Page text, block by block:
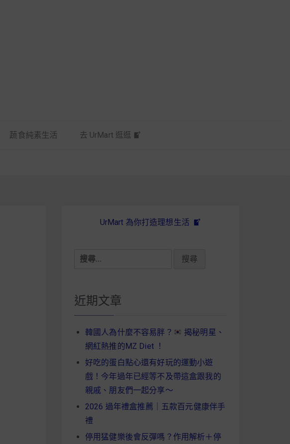
蔬食純素生活 去 UrMart 逛逛
UrMart 為你打造理想生活
搜
鍵
近期文章
韓國人為什麼不容易胖？
揭秘明星、
網紅熱推的MZ Diet ！
好吃的蛋白點心還有好玩的運動小遊
戲！今年過年已經等不及帶這盒跟我的
親戚、朋友們一起分享～
2026 過年禮盒推薦｜五款百元健康伴手
禮
停用猛健樂後會反彈嗎？作用解析＋停